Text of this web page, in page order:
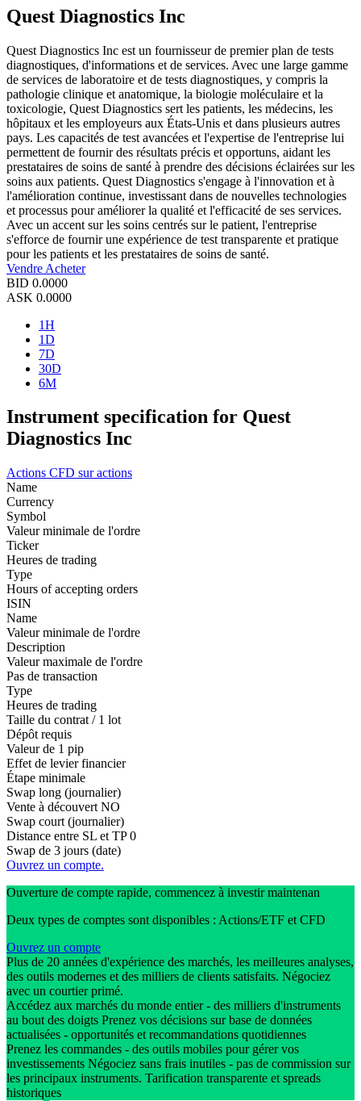
Quest Diagnostics Inc
Quest Diagnostics Inc est un fournisseur de premier plan de tests
diagnostiques, d'informations et de services. Avec une large gamme
de services de laboratoire et de tests diagnostiques, y compris la
pathologie clinique et anatomique, la biologie moléculaire et la
toxicologie, Quest Diagnostics sert les patients, les médecins, les
hôpitaux et les employeurs aux États-Unis et dans plusieurs autres
pays. Les capacités de test avancées et l'expertise de l'entreprise lui
permettent de fournir des résultats précis et opportuns, aidant les
prestataires de soins de santé à prendre des décisions éclairées sur les
soins aux patients. Quest Diagnostics s'engage à l'innovation et à
l'amélioration continue, investissant dans de nouvelles technologies
et processus pour améliorer la qualité et l'efficacité de ses services.
Avec un accent sur les soins centrés sur le patient, l'entreprise
s'efforce de fournir une expérience de test transparente et pratique
pour les patients et les prestataires de soins de santé.
Vendre Acheter
BID 0.0000
ASK 0.0000
1H
1D
7D
30D
6M
Instrument specification for Quest
Diagnostics Inc
Actions CFD sur actions
Name
Currency
Symbol
Valeur minimale de l'ordre
Ticker
Heures de trading
Type
Hours of accepting orders
ISIN
Name
Valeur minimale de l'ordre
Description
Valeur maximale de l'ordre
Pas de transaction
Type
Heures de trading
Taille du contrat / 1 lot
Dépôt requis
Valeur de 1 pip
Effet de levier financier
Étape minimale
Swap long (journalier)
Vente à découvert NO
Swap court (journalier)
Distance entre SL et TP 0
Swap de 3 jours (date)
Ouvrez un compte.
Ouverture de compte rapide, commencez à investir maintenan
Deux types de comptes sont disponibles : Actions/ETF et CFD
Ouvrez un compte
Plus de 20 années d'expérience des marchés, les meilleures analyses,
des outils modernes et des milliers de clients satisfaits. Négociez
avec un courtier primé.
Accédez aux marchés du monde entier - des milliers d'instruments
au bout des doigts Prenez vos décisions sur base de données
actualisées - opportunités et recommandations quotidiennes
Prenez les commandes - des outils mobiles pour gérer vos
investissements Négociez sans frais inutiles - pas de commission sur
les principaux instruments. Tarification transparente et spreads
historiques